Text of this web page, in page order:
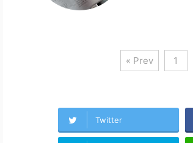
« Prev 1
Twitter